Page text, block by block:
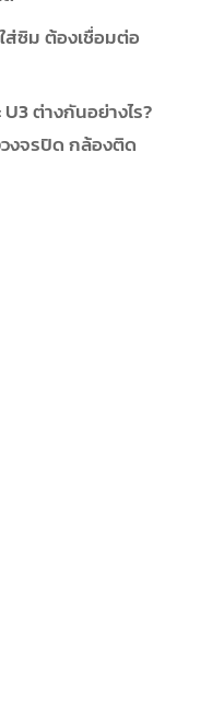
ส่ซิม ต้องเชื่อมต่อ
U3 ต่างกันอย่างไร?
งจรปิด กล้องติด